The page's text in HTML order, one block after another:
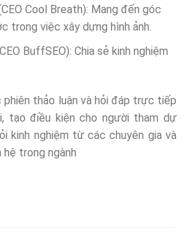
Cool Breath): Mang đến góc
trong việc xây dựng hình ảnh.
BuffSEO): Chia sẻ kinh nghiệm
phiên thảo luận và hỏi đáp trực tiếp
tạo điều kiện cho người tham dự
kinh nghiệm từ các chuyên gia và
hệ trong ngành